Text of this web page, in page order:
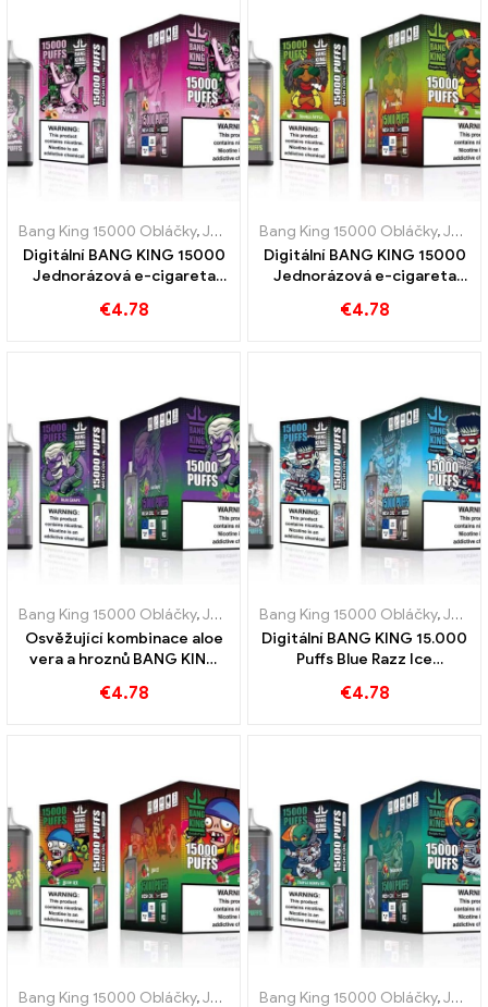
Bang King 15000 Obláčky,Jednorázové e-cigarety Švédsko ,
Digitální BANG KING 15000
Jednorázová e-cigareta
€4.78
Bang King 15000 Obláčky,Jednorázové e-cigarety Švédsko
Digitální BANG KING 15000
Jednorázová e-cigareta
červených a zelených jablek
€4.78
Bang King 15000 Obláčky,Jednorázové e-cigarety Švédsko ,
Osvěžující kombinace aloe
vera a hroznů BANG KING
e-cigareta PuffS
€4.78
Bang King 15000 Obláčky,Jednorázové e-cigarety Švédsko
Digitální BANG KING 15.000
Puffs Blue Razz Ice
cigareta
€4.78
Bang King 15000 Obláčky,Jednorázové e-cigarety Švédsko ,
Bang King 15000 Obláčky,Jednorázové e-cigarety Švédsko